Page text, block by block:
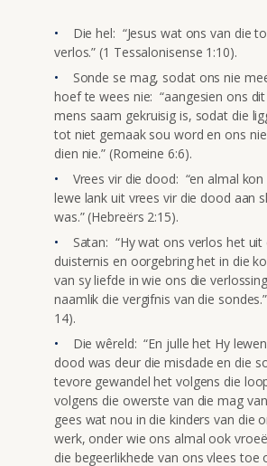
Die hel: “Jesus wat ons van die
verlos.” (1 Tessalonisense 1:10).
Sonde se mag, sodat ons nie
hoef te wees nie: “aangesien ons
mens saam gekruisig is, sodat die
tot niet gemaak sou word en ons
dien nie.” (Romeine 6:6).
Vrees vir die dood: “en almal
lewe lank uit vrees vir die dood aan
was.” (Hebreërs 2:15).
Satan: “Hy wat ons verlos het uit
duisternis en oorgebring het in die
van sy liefde in wie ons die
naamlik die vergifnis van die
14).
Die wêreld: “En julle het Hy
dood was deur die misdade en die
tevore gewandel het volgens die
volgens die owerste van die mag
gees wat nou in die kinders van die
werk, onder wie ons almal ook
die begeerlikhede van ons vlees toe